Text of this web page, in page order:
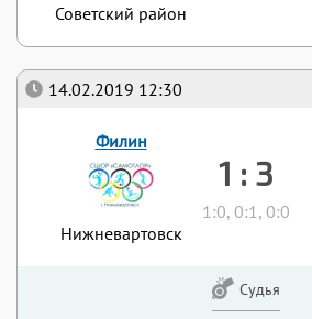
14.02.2019 12:30
Филин
Нижневартовск
1 : 3
1:0, 0:1, 0:0
Судья
Советский район